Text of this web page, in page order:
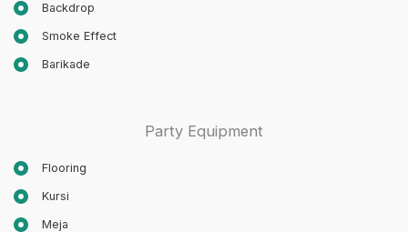
Backdrop
Smoke Effect
Barikade
Party Equipment
Flooring
Kursi
Meja